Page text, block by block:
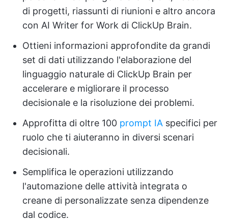
di progetti, riassunti di riunioni e altro ancora
con AI Writer for Work di ClickUp Brain.
Ottieni informazioni approfondite da grandi
set di dati utilizzando l'elaborazione del
linguaggio naturale di ClickUp Brain per
accelerare e migliorare il processo
decisionale e la risoluzione dei problemi.
Approfitta di oltre 100 prompt IA specifici per
ruolo che ti aiuteranno in diversi scenari
decisionali.
Semplifica le operazioni utilizzando
l'automazione delle attività integrata o
creane di personalizzate senza dipendenze
dal codice.